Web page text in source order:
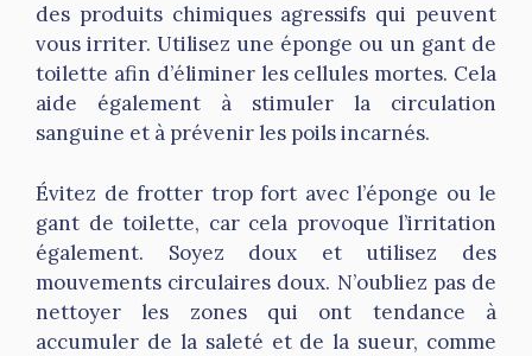
des produits chimiques agressifs qui peuvent
vous irriter. Utilisez une éponge ou un gant de
toilette afin d’éliminer les cellules mortes. Cela
aide également à stimuler la circulation
sanguine et à prévenir les poils incarnés.
Évitez de frotter trop fort avec l’éponge ou le
gant de toilette, car cela provoque l’irritation
également. Soyez doux et utilisez des
mouvements circulaires doux. N’oubliez pas de
nettoyer les zones qui ont tendance à
accumuler de la saleté et de la sueur, comme